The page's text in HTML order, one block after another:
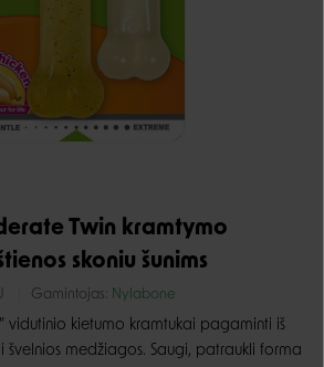
Twin kramtymo
skoniu šunims
Gamintojas: Nylabone
vidutinio kietumo kramtukai pagaminti iš
švelnios medžiagos. Saugi, patraukli forma